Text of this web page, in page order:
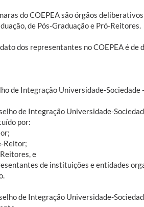
do COEPEA são órgãos
de Pós-Graduação e Pró-Reitores.
dos representantes no COEPEA é de
de Integração Universidade-Sociedade
de Integração Universidade-
por:
Reitor;
e
de instituições e entidades
de Integração Universidade-